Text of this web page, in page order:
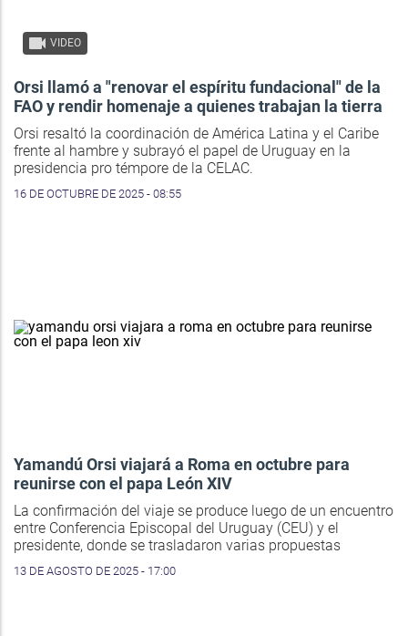
VIDEO
Orsi llamó a "renovar el espíritu fundacional" de la
FAO y rendir homenaje a quienes trabajan la tierra
Orsi resaltó la coordinación de América Latina y el Caribe
frente al hambre y subrayó el papel de Uruguay en la
presidencia pro témpore de la CELAC.
16 DE OCTUBRE DE 2025 - 08:55
Yamandú Orsi viajará a Roma en octubre para
reunirse con el papa León XIV
La confirmación del viaje se produce luego de un encuentro
entre Conferencia Episcopal del Uruguay (CEU) y el
presidente, donde se trasladaron varias propuestas
13 DE AGOSTO DE 2025 - 17:00